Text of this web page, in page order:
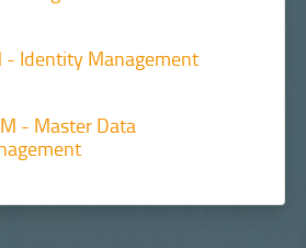
- Identity Management
- Master Data